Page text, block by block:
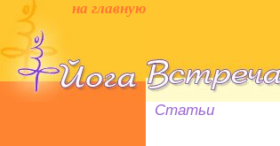
на главную
Статьи